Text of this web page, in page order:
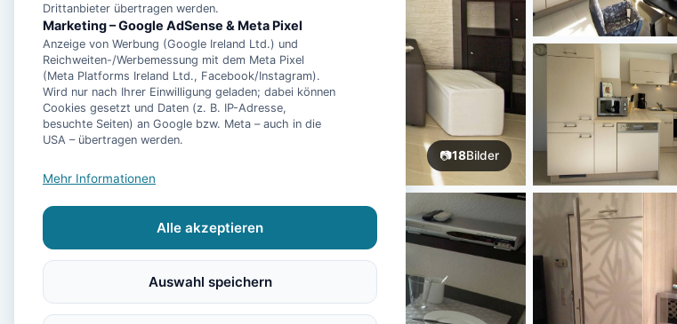
📷18Bilder
Drittanbieter übertragen werden.
Marketing – Google AdSense & Meta Pixel
Anzeige von Werbung (Google Ireland Ltd.) und
Reichweiten-/Werbemessung mit dem Meta Pixel
(Meta Platforms Ireland Ltd., Facebook/Instagram).
Wird nur nach Ihrer Einwilligung geladen; dabei können
Cookies gesetzt und Daten (z. B. IP-Adresse,
besuchte Seiten) an Google bzw. Meta – auch in die
USA – übertragen werden.
Mehr Informationen
Alle akzeptieren
Auswahl speichern